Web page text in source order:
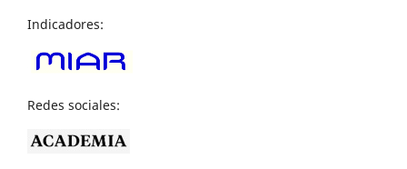
Indicadores:
Redes sociales: